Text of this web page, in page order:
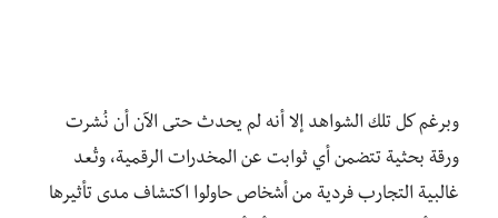
وبرغم كل تلك الشواهد إلا أنه لم يحدث حتى الآن أن نُشرت
ورقة بحثية تتضمن أي ثوابت عن المخدرات الرقمية، وتُعد
غالبية التجارب فردية من أشخاص حاولوا اكتشاف مدى تأثيرها